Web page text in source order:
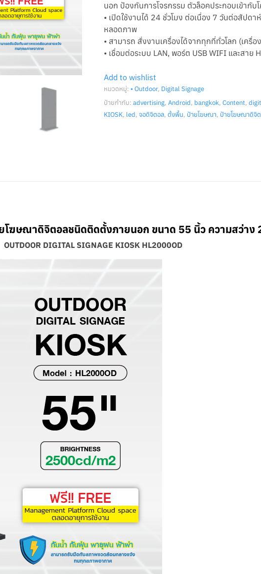
นอก ป้องกันการโจรกรรม ตัวล็อคประกอบเข้ากับ
• เปิดใช้งานได้ 24 ชั่วโมง ต่อเนื่อง 7 วันต่อสัปดา
หลอดภาพ
• สามารถ สั่งงานเครื่องได้จากทุกที่ทั่วโลก (เครื่อ
• เชื่อมต่อระบบ LAN, พอร์ต USB WIFI และสาย
Add to wishlist
หมวดหมู่: • Outdoor, Digital Signage
ป้ายกำกับ: advertising, Android, bangkok, Content,
KIOSK, led, จอดิจิตอล, ตั้งพื้น, ป้ายโฆษณา, ป้ายโฆษณาดิจิ
โฆษณาดิจิตอลชนิดติดตั้งภายนอก ขนาด 55 นิ้ว ความสว่าง
OUTDOOR DIGITAL SIGNAGE KIOSK HL2000OD